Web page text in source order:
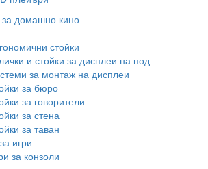
домашно кино
стойки
и стойки за дисплеи на под
за монтаж на дисплеи
за бюро
за говорители
за стена
за таван
игри
за конзоли